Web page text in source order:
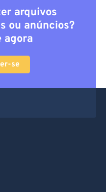
arquivos
ou anúncios?
agora
se